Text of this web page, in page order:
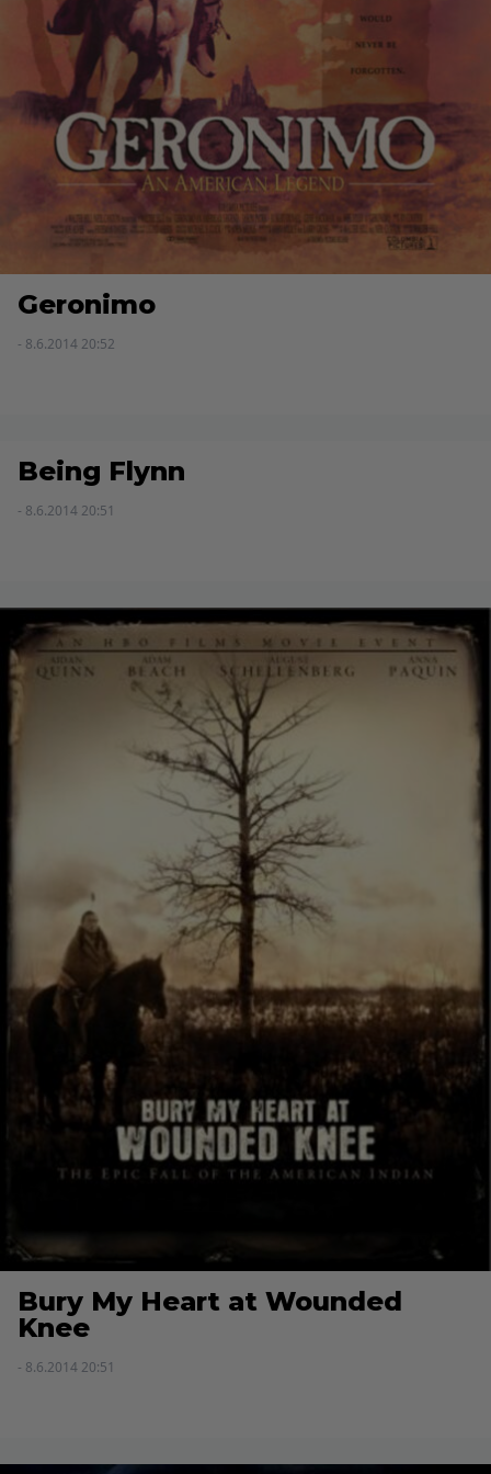
Geronimo
- 8.6.2014 20:52
Being Flynn
- 8.6.2014 20:51
Bury My Heart at Wounded
Knee
- 8.6.2014 20:51